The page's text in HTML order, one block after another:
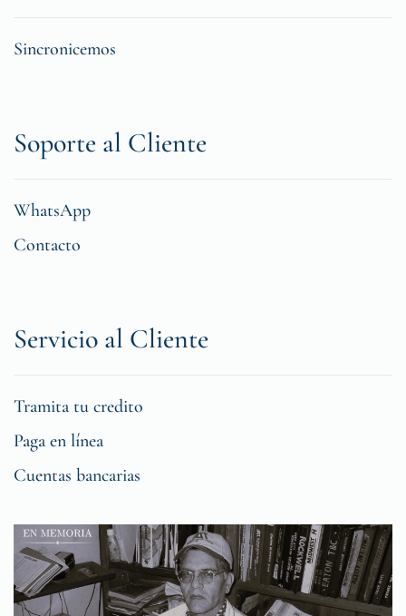
Sincronicemos
Soporte al Cliente
WhatsApp
Contacto
Servicio al Cliente
Tramita tu credito
Paga en línea
Cuentas bancarias